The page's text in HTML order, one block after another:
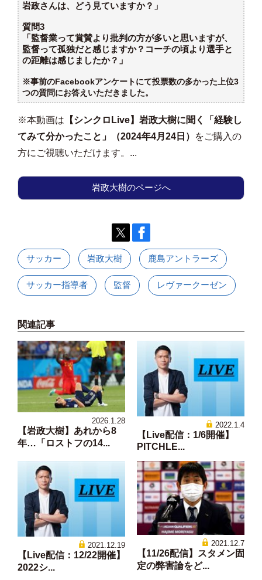
岩政さんは、どう見ていますか？」
質問3
「監督業って賞賛より批判の方が多いと思いますが、
監督って孤独だと感じますか？コーチの頃より選手と
の距離は感じましたか？」
※事前のFacebookアンケートにて投票数の多かった上位3
つの質問にお答えいただきました。
※本動画は 【シンクロLive】岩政大樹に聞く「経験し
てみて分かったこと」（2024年4月24日）
をご購入の
方にご視聴いただけます。...
岩政大樹のページへ
サッカー 岩政大樹 鹿島アントラーズ
サッカー指導者 監督 レヴァークーゼン
関連記事
2026.1.28
【岩政大樹】あれから8
年…「ロストフの14...
2022.1.4
【Live配信：1/6開催】
PITCHLE...
2021.12.19
【Live配信：12/22開催】
2022シ...
2021.12.7
【11/26配信】スタメン固
定の弊害論をど...